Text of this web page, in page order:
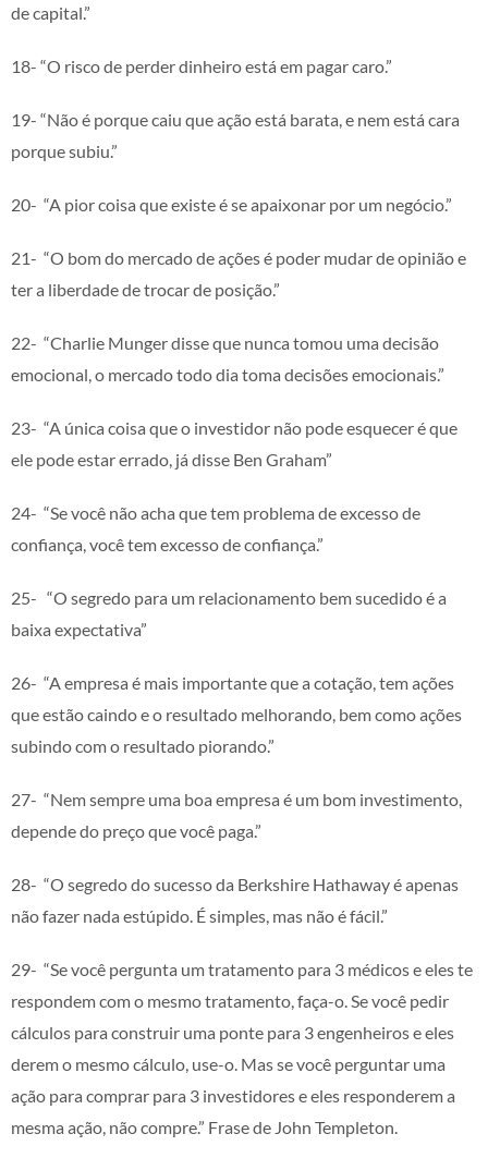
de capital.”
18- “O risco de perder dinheiro está em pagar caro.”
19- “Não é porque caiu que ação está barata, e nem está cara
porque subiu.”
20- “A pior coisa que existe é se apaixonar por um negócio.”
21- “O bom do mercado de ações é poder mudar de opinião e
ter a liberdade de trocar de posição.”
22- “Charlie Munger disse que nunca tomou uma decisão
emocional, o mercado todo dia toma decisões emocionais.”
23- “A única coisa que o investidor não pode esquecer é que
ele pode estar errado, já disse Ben Graham”
24- “Se você não acha que tem problema de excesso de
confiança, você tem excesso de confiança.”
25- “O segredo para um relacionamento bem sucedido é a
baixa expectativa”
26- “A empresa é mais importante que a cotação, tem ações
que estão caindo e o resultado melhorando, bem como ações
subindo com o resultado piorando.”
27- “Nem sempre uma boa empresa é um bom investimento,
depende do preço que você paga.”
28- “O segredo do sucesso da Berkshire Hathaway é apenas
não fazer nada estúpido. É simples, mas não é fácil.”
29- “Se você pergunta um tratamento para 3 médicos e eles te
respondem com o mesmo tratamento, faça-o. Se você pedir
cálculos para construir uma ponte para 3 engenheiros e eles
derem o mesmo cálculo, use-o. Mas se você perguntar uma
ação para comprar para 3 investidores e eles responderem a
mesma ação, não compre.” Frase de John Templeton.